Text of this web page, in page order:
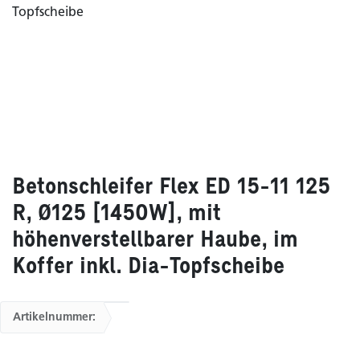
Betonschleifer Flex ED 15-11 125
R, Ø125 [1450W], mit
höhenverstellbarer Haube, im
Koffer inkl. Dia-Topfscheibe
Artikelnummer: